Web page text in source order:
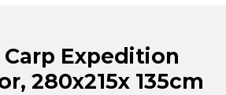
Expedition
280x215x 135cm